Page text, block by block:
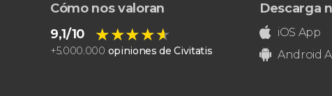
Cómo nos valoran
9,1/10
★★★★★
★★★★★
+5.000.000 opiniones de Civitatis
Descarga
iOS App
Android